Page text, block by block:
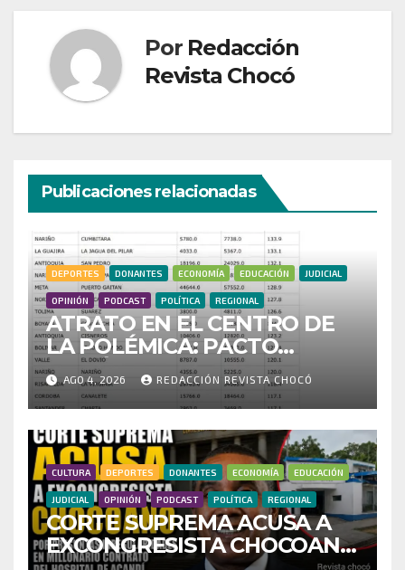
Por Redacción
Revista Chocó
Publicaciones relacionadas
DEPORTES DONANTES ECONOMÍA EDUCACIÓN JUDICIAL
OPINIÓN PODCAST POLÍTICA REGIONAL
ATRATO EN EL CENTRO DE
LA POLÉMICA: PACTO
HISTÓRICO CUESTIONA
CENSO ELECTORAL Y PIDE
INVESTIGAR PRESUNTO
FRAUDE
AGO 4, 2026 REDACCIÓN REVISTA CHOCÓ
CULTURA DEPORTES DONANTES ECONOMÍA EDUCACIÓN
JUDICIAL OPINIÓN PODCAST POLÍTICA REGIONAL
CORTE SUPREMA ACUSA A
EXCONGRESISTA CHOCOANO